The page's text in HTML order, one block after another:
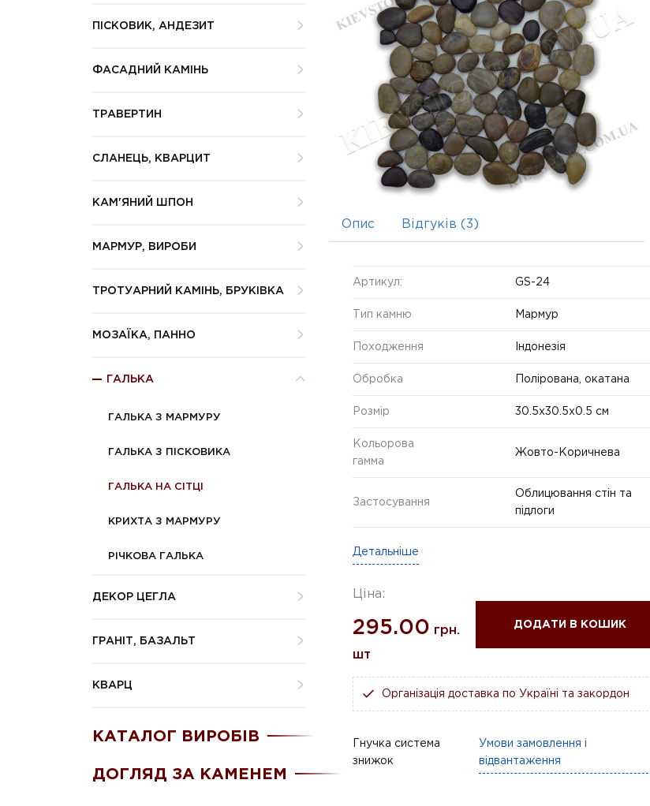
ПІСКОВИК, АНДЕЗИТ
ФАСАДНИЙ КАМІНЬ
ТРАВЕРТИН
СЛАНЕЦЬ, КВАРЦИТ
КАМ'ЯНИЙ ШПОН
МАРМУР, ВИРОБИ
ТРОТУАРНИЙ КАМІНЬ, БРУКІВКА
МОЗАЇКА, ПАННО
ГАЛЬКА
ГАЛЬКА З МАРМУРУ
ГАЛЬКА З ПІСКОВИКА
ГАЛЬКА НА СІТЦІ
КРИХТА З МАРМУРУ
РІЧКОВА ГАЛЬКА
ДЕКОР ЦЕГЛА
ГРАНІТ, БАЗАЛЬТ
КВАРЦ
КАТАЛОГ ВИРОБІВ
ДОГЛЯД ЗА КАМЕНЕМ
Опис Відгуків (3)
Артикул: GS-24
Тип камню Мармур
Походження Індонезія
Обробка Полірована, окатана
Розмір 30.5х30.5х0.5 см
Кольорова
гамма
Жовто-Коричнева
Застосування
Облицювання стін та
підлоги
Детальніше
Ціна:
295.00 грн.
шт
ДОДАТИ В КОШИК
Організація доставка по Україні та закордон
Гнучка система
знижок
Умови замовлення і
відвантаження